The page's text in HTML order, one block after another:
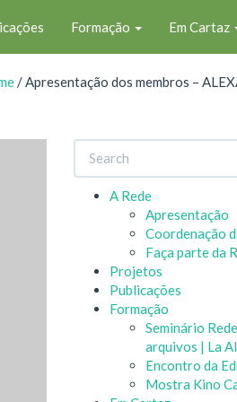
Formação Em Cartaz
/Apresentação dos membros –
A Rede
Apresentação
Coordenação
Faça parte da
Projetos
Publicações
Formação
Seminário
arquivos | La
Encontro da
Mostra Kino